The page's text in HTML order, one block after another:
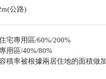
公路)
宅專用區/60%/200%
用區/40%/80%
積率被根據兩居住地的面積做